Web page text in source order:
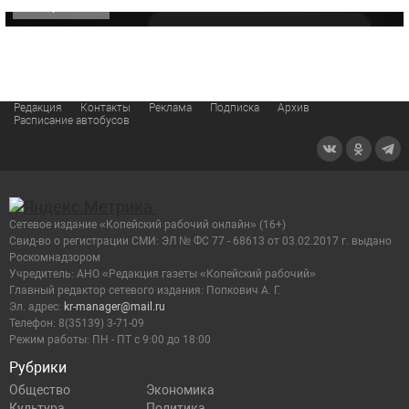
Редакция Контакты Реклама Подписка
Архив
Расписание автобусов
Рубрики
Общество
Экономика
Сетевое издание «Копейский рабочий онлайн» (16+)
Cвид-во о регистрации СМИ: ЭЛ № ФС 77 - 68613 от 03.02.2017 г. выдано
Роскомнадзором
Учредитель: АНО «Редакция газеты «Копейский рабочий»
Главный редактор сетевого издания: Попкович А. Г.
Эл. адрес: kr-manager@mail.ru
Телефон: 8(35139) 3-71-09
Режим работы: ПН - ПТ с 9:00 до 18:00